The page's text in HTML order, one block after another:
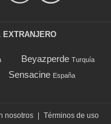
Beyazperde Turquía
Sensacine España
nosotros
Términos de uso